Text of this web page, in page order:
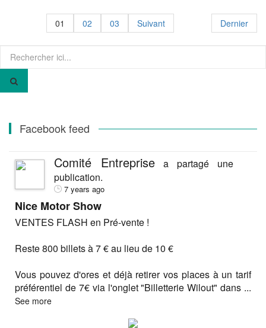
01 02 03 Suivant Dernier
pour
Facebook feed
Comité Entreprise a partagé une
publication.
7 years ago
Nice Motor Show
VENTES FLASH en Pré-vente !
Reste 800 billets à 7 € au lieu de 10 €
Vous pouvez d'ores et déjà retirer vos places à un tarif
préférentiel de 7€ via l'onglet "Billetterie Wilout" dans ...
See more